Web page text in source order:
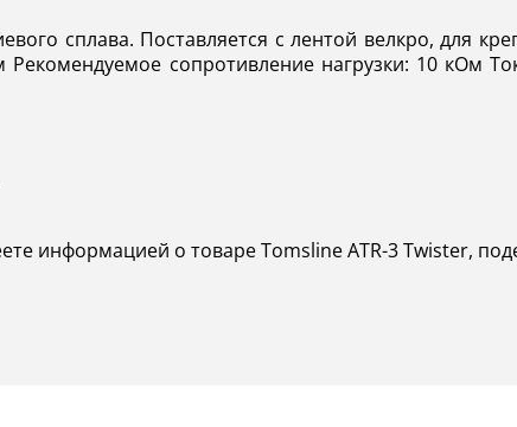
сплава. Поставляется с лентой велкро, для
сопротивление нагрузки: 10 кОм
информацией о товаре Tomsline ATR-3 Twister,